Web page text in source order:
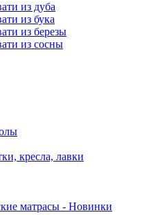
из дуба
из бука
из березы
из сосны
кресла, лавки
матрасы - Новинки